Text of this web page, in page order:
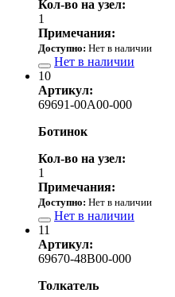
Кол-во на узел:
1
Примечания:
Доступно: Нет в наличии
Нет в наличии
10
Артикул:
69691-00A00-000
Ботинок
Кол-во на узел:
1
Примечания:
Доступно: Нет в наличии
Нет в наличии
11
Артикул:
69670-48B00-000
Толкатель